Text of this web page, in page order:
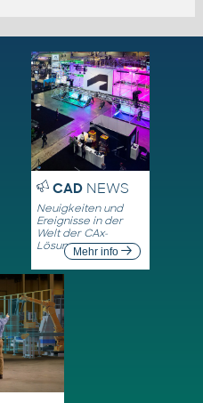
CADNEWS
Neuigkeiten und
Ereignisse in der
Welt der CAx-
LösungenMehr info